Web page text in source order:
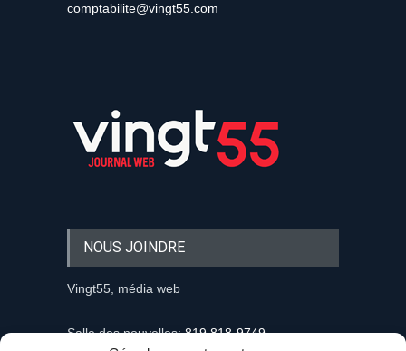
comptabilite@vingt55.com
NOUS JOINDRE
Vingt55, média web
Salle des nouvelles:819 818-9749